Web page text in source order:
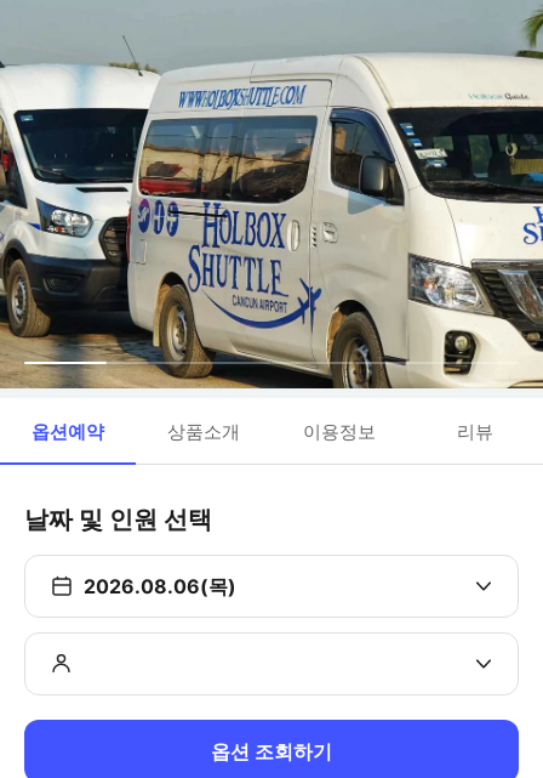
옵션예약 상품소개 이용정보 리뷰
날짜 및 인원 선택
2026.08.06(목)
옵션 조회하기